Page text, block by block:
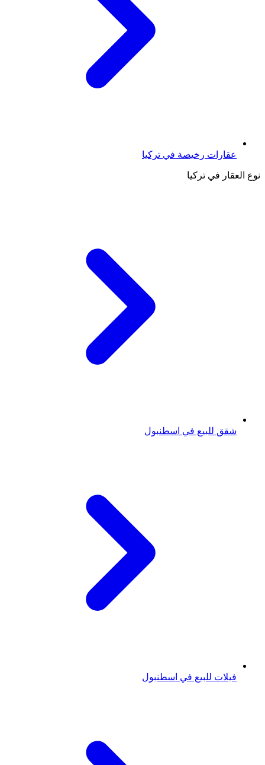
عقارات رخيصة في تركيا
نوع العقار في تركيا
شقق للبيع في اسطنبول
فيلات للبيع في اسطنبول